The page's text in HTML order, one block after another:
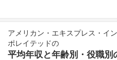
アメリカン・エキスプレス・イ
ポレイテッドの
平均年収と年齢別・役職別